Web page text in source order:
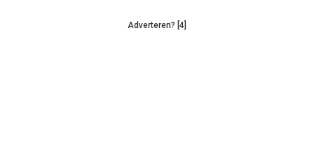
Adverteren? [4]